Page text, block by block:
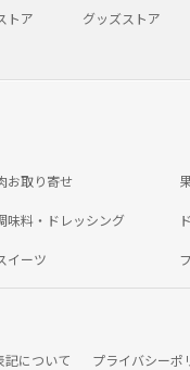
トア グッズストア
お取り寄せ
味料・ドレッシング
イーツ
記について プライバシーポ